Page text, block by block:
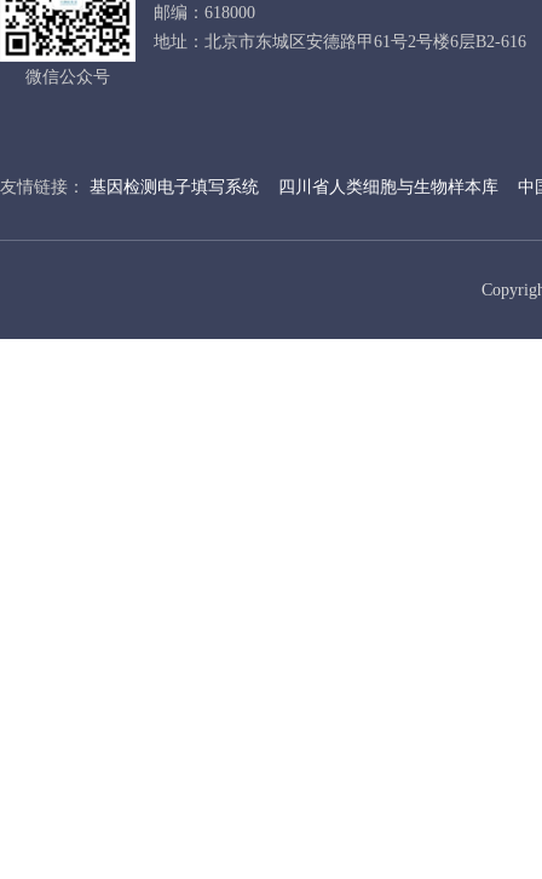
微信公众号
邮编：618000
地址：北京市东城区安德路甲61号2号楼6层B2-616
友情链接： 基因检测电子填写系统 四川省人类细胞与生物样本库 中